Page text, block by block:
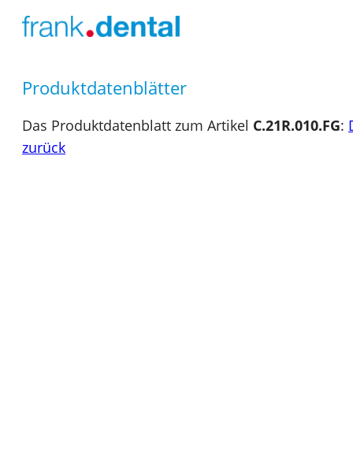
Produktdatenblätter
Das Produktdatenblatt zum Artikel C.21R.010.FG:
zurück